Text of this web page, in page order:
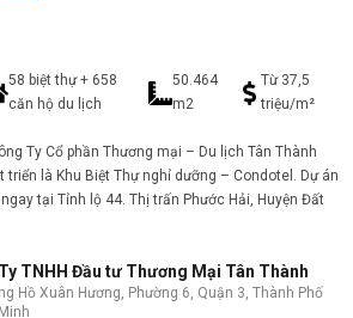
58 biệt thự + 658
căn hộ du lịch
50.464
m2
Từ 37,5
triệu/m²
Ty Cổ phần Thương mại – Du lịch Tân Thành
triển là Khu Biệt Thự nghỉ dưỡng – Condotel. Dự án
tại Tỉnh lộ 44. Thị trấn Phước Hải, Huyện Đất
TNHH Đầu tư Thương Mại Tân Thành
Hồ Xuân Hương, Phường 6, Quận 3, Thành Phố